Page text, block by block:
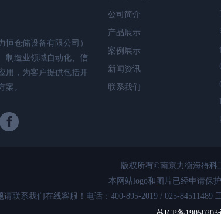
仓储设备有限公司）
制造业领域自动化、信
用，为客户提供包括开
案。
公司简介
产品展示
案例展示
新闻资讯
联系我们
版权所有©南京力衡海得科
本网站logo和图片已经申请保
请联系我们在线客服！电话：400-895-2019 / 025-